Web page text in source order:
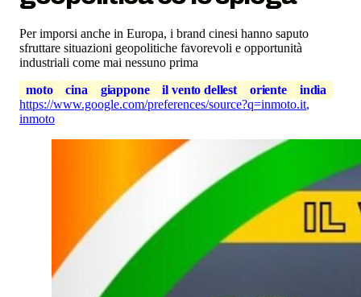
Per imporsi anche in Europa, i brand cinesi hanno saputo
sfruttare situazioni geopolitiche favorevoli e opportunità
industriali come mai nessuno prima
moto
cina giappone il vento dellest oriente
india
https://www.google.com/preferences/source?q=inmoto.it,
inmoto